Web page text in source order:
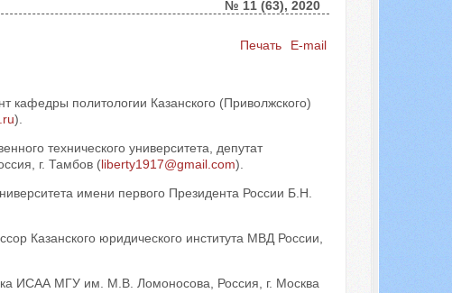
№ 11 (63), 2020
Печать
E-mail
кафедры политологии Казанского (Приволжского)
).
технического университета, депутат
г. Тамбов (liberty1917@gmail.com).
имени первого Президента России Б.Н.
Казанского юридического института МВД России,
ИСАА МГУ им. М.В. Ломоносова, Россия, г. Москва